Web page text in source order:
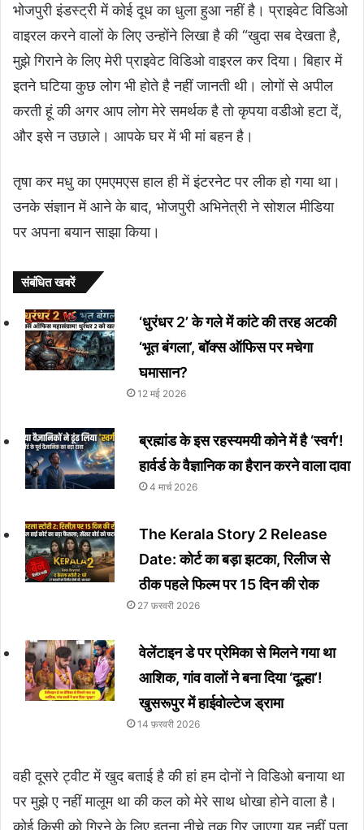
भोजपुरी इंडस्ट्री में कोई दूध का धुला हुआ नहीं है। प्राइवेट विडिओ
वाइरल करने वालों के लिए उन्होंने लिखा है की “खुदा सब देखता है,
मुझे गिराने के लिए मेरी प्राइवेट विडिओ वाइरल कर दिया। बिहार में
इतने घटिया कुछ लोग भी होते है नहीं जानती थी। लोगों से अपील
करती हूं की अगर आप लोग मेरे समर्थक है तो कृपया वडीओ हटा दें,
और इसे न उछाले। आपके घर में भी मां बहन है।
तृषा कर मधु का एमएमएस हाल ही में इंटरनेट पर लीक हो गया था।
उनके संज्ञान में आने के बाद, भोजपुरी अभिनेत्री ने सोशल मीडिया
पर अपना बयान साझा किया।
संबंधित खबरें
‘धुरंधर 2’ के गले में कांटे की तरह अटकी
‘भूत बंगला’, बॉक्स ऑफिस पर मचेगा
घमासान?
12 मई 2026
ब्रह्मांड के इस रहस्यमयी कोने में है ‘स्वर्ग’!
हार्वर्ड के वैज्ञानिक का हैरान करने वाला दावा
4 मार्च 2026
The Kerala Story 2 Release
Date: कोर्ट का बड़ा झटका, रिलीज से
ठीक पहले फिल्म पर 15 दिन की रोक
27 फ़रवरी 2026
वेलेंटाइन डे पर प्रेमिका से मिलने गया था
आशिक, गांव वालों ने बना दिया ‘दूल्हा’!
खुसरूपुर में हाईवोल्टेज ड्रामा
14 फ़रवरी 2026
वही दूसरे ट्वीट में खुद बताई है की हां हम दोनों ने विडिओ बनाया था
पर मुझे ए नहीं मालूम था की कल को मेरे साथ धोखा होने वाला है।
कोई किसी को गिरने के लिए इतना नीचे तक गिर जाएगा यह नहीं पता